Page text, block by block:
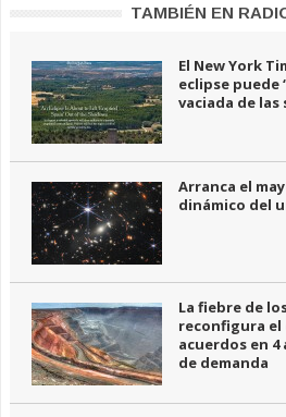
TAMBIÉN EN
El New York
eclipse puede
vaciada de las
Arranca el
dinámico del
La fiebre de
reconfigura el
acuerdos en 4
de demanda